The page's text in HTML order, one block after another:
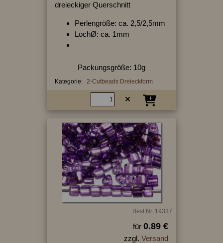
dreieckiger Querschnitt
Perlengröße: ca. 2,5/2,5mm
LochØ: ca. 1mm
Packungsgröße: 10g
Kategorie: 2-Cutbeads Dreieckform
Best.Nr.:19337
für 0.89 €
zzgl. Versand